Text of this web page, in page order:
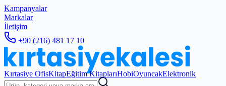
Kampanyalar
Markalar
İletişim
+90 (216) 481 17 10
Kırtasiye OfisKitapEğitim KitaplarıHobiOyuncakElektronik